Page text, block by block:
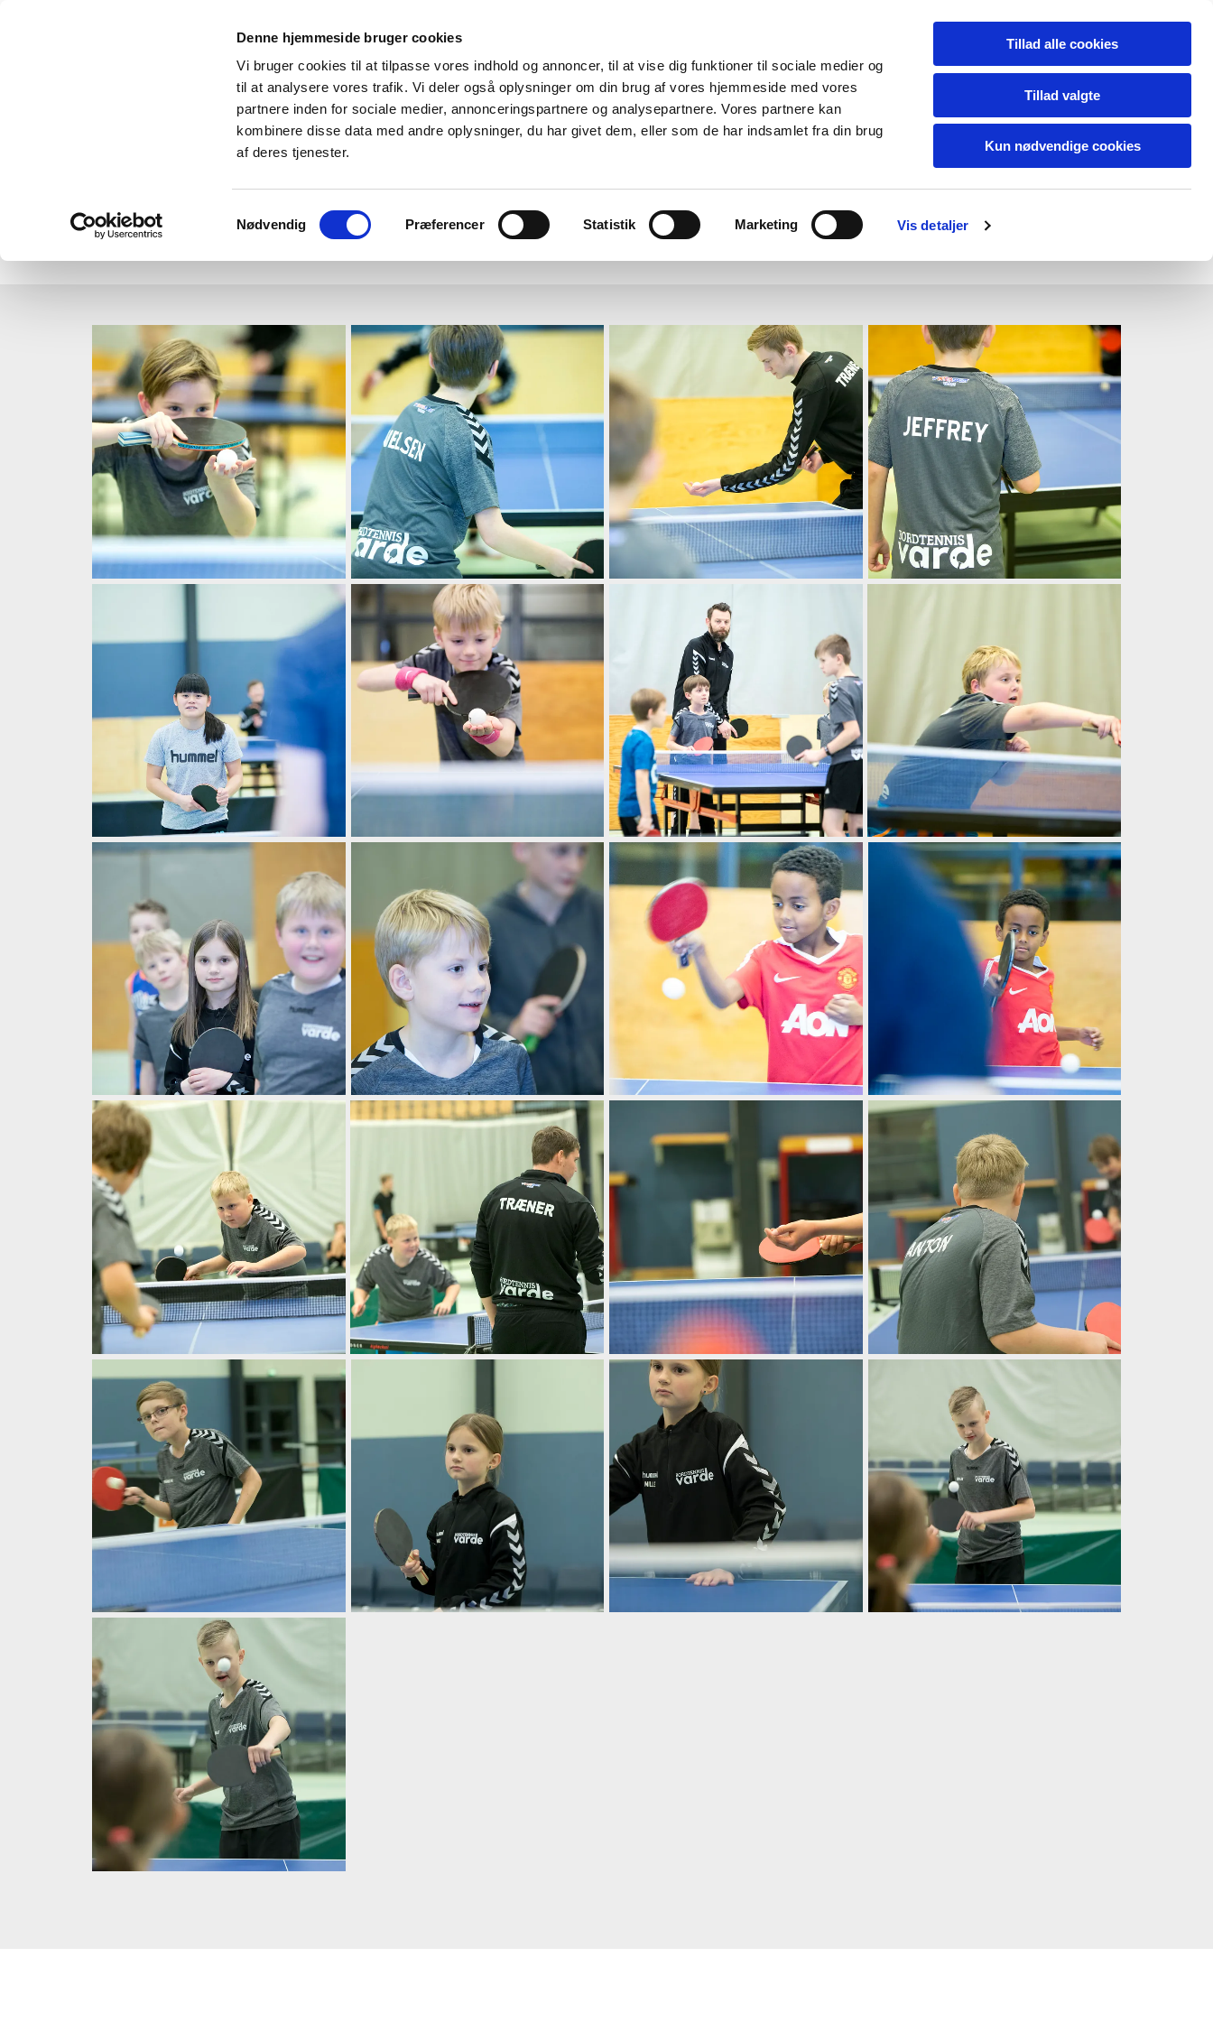
Denne hjemmeside bruger cookies
Vi bruger cookies til at tilpasse vores indhold og annoncer, til at vise dig funktioner til sociale medier og
til at analysere vores trafik. Vi deler også oplysninger om din brug af vores hjemmeside med vores
partnere inden for sociale medier, annonceringspartnere og analysepartnere. Vores partnere kan
kombinere disse data med andre oplysninger, du har givet dem, eller som de har indsamlet fra din brug
af deres tjenester.
Nødvendig Præferencer Statistik Marketing Vis detaljer
Tillad alle cookies
Tillad valgte
Kun nødvendige cookies
Forside Bliv medlem Om foreningen Wall of fun Kontakt